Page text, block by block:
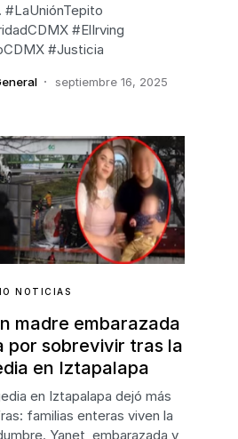
#LaUniónTepito
#ElIrving
#Justicia
septiembre 16, 2025
NOTICIAS
madre embarazada
por sobrevivir tras la
en Iztapalapa
en Iztapalapa dejó más
familias enteras viven la
Yanet, embarazada y